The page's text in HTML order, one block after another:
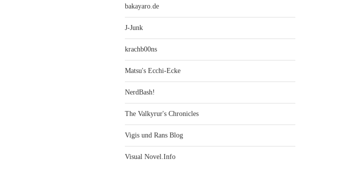
bakayaro.de
J-Junk
krachb00ns
Matsu's Ecchi-Ecke
NerdBash!
The Valkyrur's Chronicles
Vigis und Rans Blog
Visual Novel.Info